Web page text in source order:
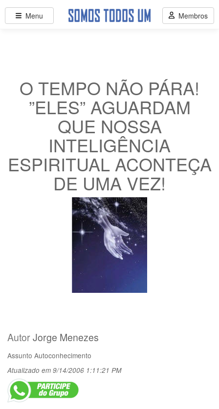
O TEMPO NÃO PÁRA!
”ELES” AGUARDAM
QUE NOSSA
INTELIGÊNCIA
ESPIRITUAL ACONTEÇA
DE UMA VEZ!
AutorJorge Menezes
Assunto Autoconhecimento
Atualizado em 9/14/2006 1:11:21 PM
Menu Membros